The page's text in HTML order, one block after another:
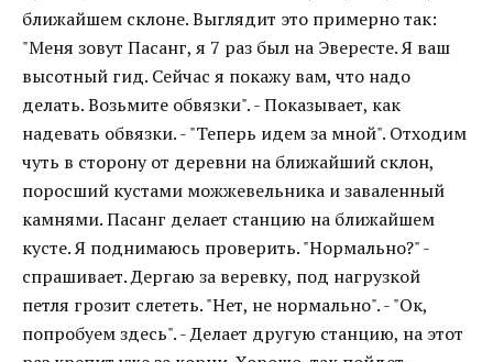
ближайшем склоне. Выглядит это примерно так:
"Меня зовут Пасанг, я 7 раз был на Эвересте. Я ваш
высотный гид. Сейчас я покажу вам, что надо
делать. Возьмите обвязки". - Показывает, как
надевать обвязки. - "Теперь идем за мной". Отходим
чуть в сторону от деревни на ближайший склон,
поросший кустами можжевельника и заваленный
камнями. Пасанг делает станцию на ближайшем
кусте. Я поднимаюсь проверить. "Нормально?" -
спрашивает. Дергаю за веревку, под нагрузкой
петля грозит слететь. "Нет, не нормально". - "Ок,
попробуем здесь". - Делает другую станцию, на этот